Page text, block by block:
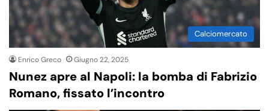
Calciomercato
Enrico Greco Giugno 22, 2025
Nunez apre al Napoli: la bomba di Fabrizio
Romano, fissato l’incontro